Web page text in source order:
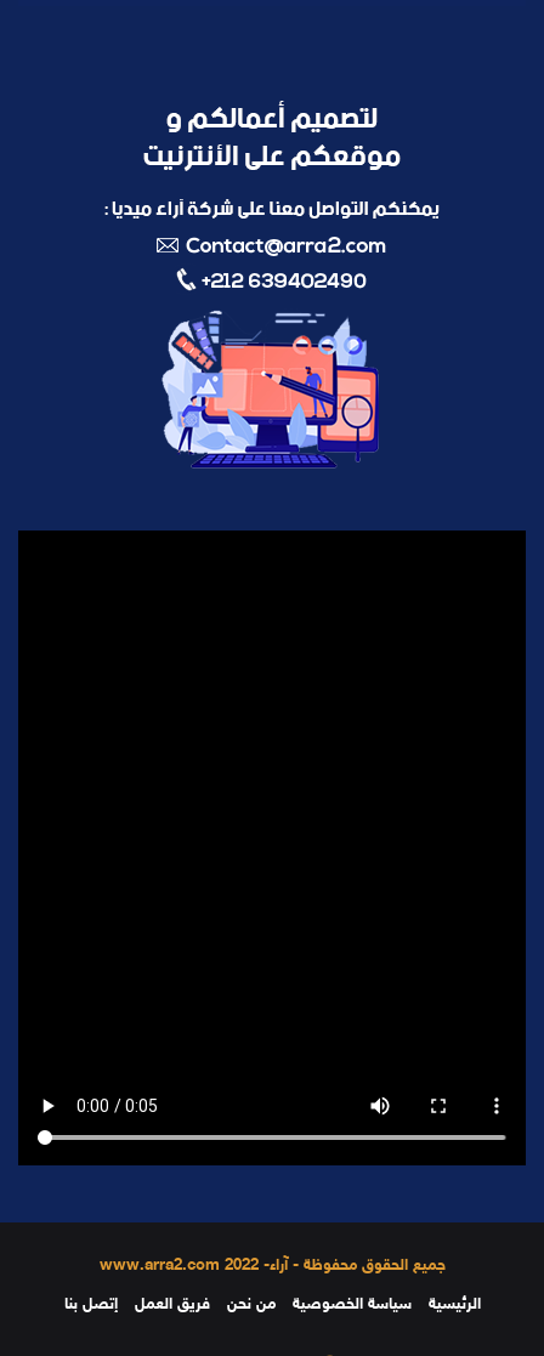
جميع الحقوق محفوظة - آراء- 2022 www.arra2.com
الرئيسية
سياسة الخصوصية من نحن فريق العمل إتصل بنا